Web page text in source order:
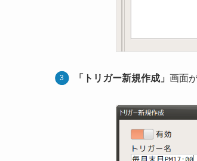
「トリガー新規作成」 画面